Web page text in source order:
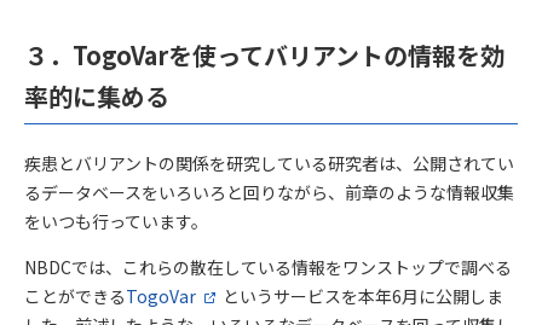
３．TogoVarを使ってバリアントの情報を効
率的に集める
疾患とバリアントの関係を研究している研究者は、公開されてい
るデータベースをいろいろと回りながら、前章のような情報収集
をいつも行っています。
NBDCでは、これらの散在している情報をワンストップで調べる
ことができるTogoVar
というサービスを本年6月に公開しま